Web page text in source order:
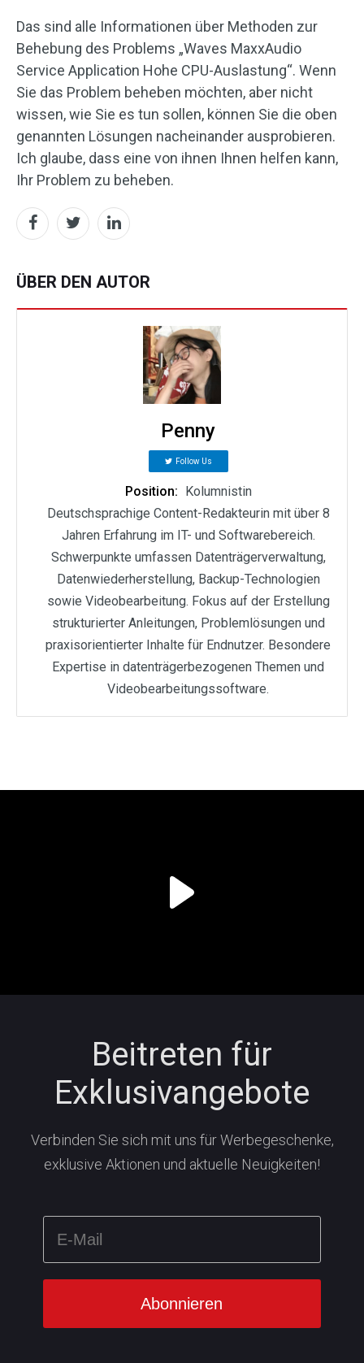
Das sind alle Informationen über Methoden zur
Behebung des Problems „Waves MaxxAudio
Service Application Hohe CPU-Auslastung“. Wenn
Sie das Problem beheben möchten, aber nicht
wissen, wie Sie es tun sollen, können Sie die oben
genannten Lösungen nacheinander ausprobieren.
Ich glaube, dass eine von ihnen Ihnen helfen kann,
Ihr Problem zu beheben.
ÜBER DEN AUTOR
Penny
Follow Us
Position: Kolumnistin
Deutschsprachige Content-Redakteurin mit über 8
Jahren Erfahrung im IT- und Softwarebereich.
Schwerpunkte umfassen Datenträgerverwaltung,
Datenwiederherstellung, Backup-Technologien
sowie Videobearbeitung. Fokus auf der Erstellung
strukturierter Anleitungen, Problemlösungen und
praxisorientierter Inhalte für Endnutzer. Besondere
Expertise in datenträgerbezogenen Themen und
Videobearbeitungssoftware.
Beitreten für
Exklusivangebote
Verbinden Sie sich mit uns für Werbegeschenke,
exklusive Aktionen und aktuelle Neuigkeiten!